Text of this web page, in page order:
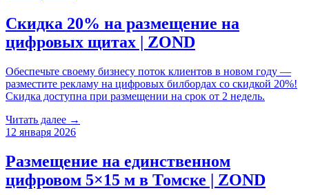
Скидка 20% на размещение на
цифровых щитах | ZOND
Обеспечьте своему бизнесу поток клиентов в новом году —
разместите рекламу на цифровых билбордах со скидкой 20%!
Скидка доступна при размещении на срок от 2 недель.
Читать далее →
12 января 2026
Размещение на единственном
цифровом 5×15 м в Томске | ZOND